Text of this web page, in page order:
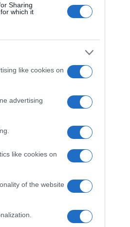
Sharing
which it
like cookies on
advertising
like cookies on
of the website
dalla
gli